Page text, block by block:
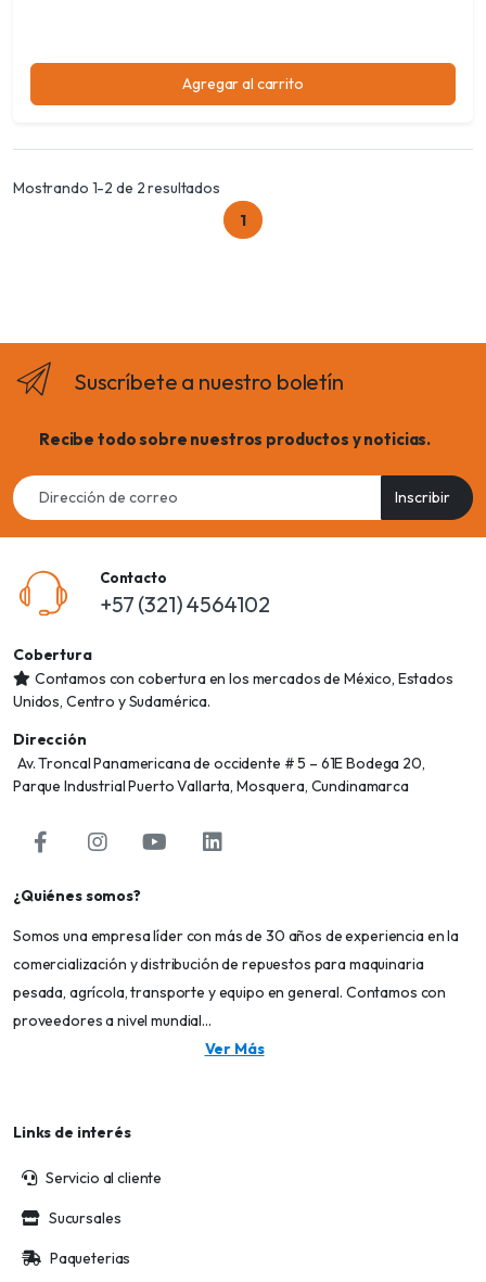
Agregar al carrito
Mostrando 1-2 de 2 resultados
1
Suscríbete a nuestro boletín
Recibe todo sobre nuestros productos y noticias.
Email
address
Inscribir
Contacto
+57 (321) 4564102
Cobertura
Contamos con cobertura en los mercados de México, Estados
Unidos, Centro y Sudamérica.
Dirección
Av. Troncal Panamericana de occidente # 5 – 61E Bodega 20,
Parque Industrial Puerto Vallarta, Mosquera, Cundinamarca
¿Quiénes somos?
Somos una empresa líder con más de 30 años de experiencia en la
comercialización y distribución de repuestos para maquinaria
pesada, agrícola, transporte y equipo en general. Contamos con
proveedores a nivel mundial...
Ver Más
Links de interés
Servicio al cliente
Sucursales
Paqueterias